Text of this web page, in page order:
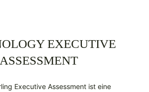
EXECUTIVE
ASSESSMENT
Executive Assessment ist eine